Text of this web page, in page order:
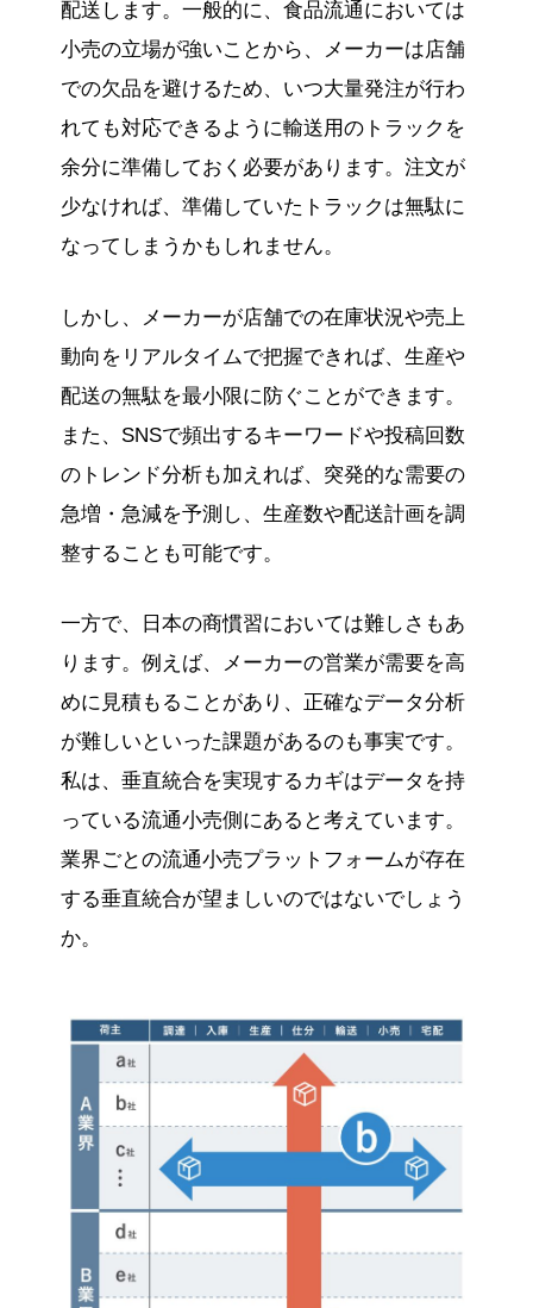
配送します。一般的に、食品流通においては
小売の立場が強いことから、メーカーは店舗
での欠品を避けるため、いつ大量発注が行わ
れても対応できるように輸送用のトラックを
余分に準備しておく必要があります。注文が
少なければ、準備していたトラックは無駄に
なってしまうかもしれません。
しかし、メーカーが店舗での在庫状況や売上
動向をリアルタイムで把握できれば、生産や
配送の無駄を最小限に防ぐことができます。
また、SNSで頻出するキーワードや投稿回数
のトレンド分析も加えれば、突発的な需要の
急増・急減を予測し、生産数や配送計画を調
整することも可能です。
一方で、日本の商慣習においては難しさもあ
ります。例えば、メーカーの営業が需要を高
めに見積もることがあり、正確なデータ分析
が難しいといった課題があるのも事実です。
私は、垂直統合を実現するカギはデータを持
っている流通小売側にあると考えています。
業界ごとの流通小売プラットフォームが存在
する垂直統合が望ましいのではないでしょう
か。